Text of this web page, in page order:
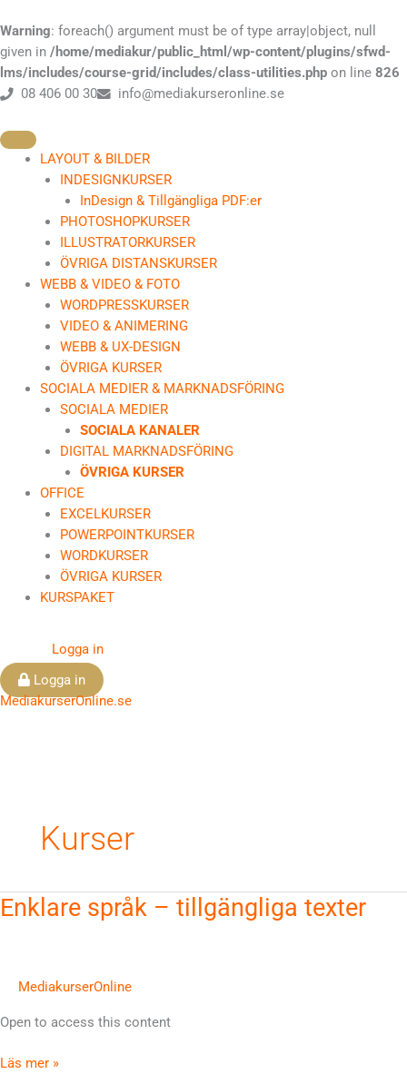
Warning: foreach() argument must be of type array|object, null
given in /home/mediakur/public_html/wp-content/plugins/sfwd-
lms/includes/course-grid/includes/class-utilities.php on line 826
till
innehåll
08 406 00 30 info@mediakurseronline.se
LAYOUT & BILDER
INDESIGNKURSER
InDesign & Tillgängliga PDF:er
PHOTOSHOPKURSER
ILLUSTRATORKURSER
ÖVRIGA DISTANSKURSER
WEBB & VIDEO & FOTO
WORDPRESSKURSER
VIDEO & ANIMERING
WEBB & UX-DESIGN
ÖVRIGA KURSER
SOCIALA MEDIER & MARKNADSFÖRING
SOCIALA MEDIER
SOCIALA KANALER
DIGITAL MARKNADSFÖRING
ÖVRIGA KURSER
OFFICE
EXCELKURSER
POWERPOINTKURSER
WORDKURSER
ÖVRIGA KURSER
KURSPAKET
Logga in
Logga in
MediakurserOnline.se
Kurser
Enklare språk – tillgängliga texter
MediakurserOnline
Open to access this content
Enklare
texter
Läs mer »